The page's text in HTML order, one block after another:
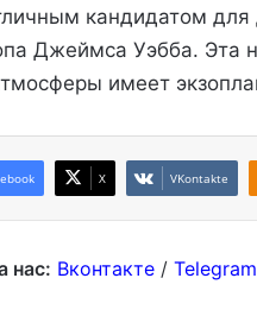
кандидатом для
Джеймса Уэбба. Эта
имеет
X VKontakte
нас: Вконтакте/ Telegram